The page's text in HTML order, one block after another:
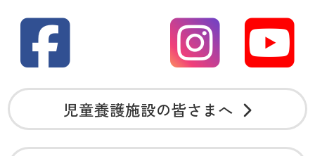
児童養護施設の皆さまへ